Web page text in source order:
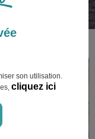
son utilisation.
cliquez ici